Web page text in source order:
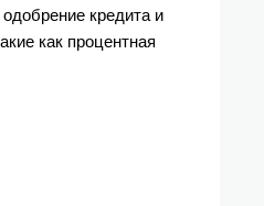
кредита и
как процентная